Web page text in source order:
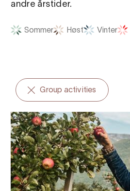
andre årstider.
Sommer Høst Vinter
Group activities